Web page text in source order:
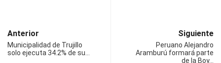
Anterior
Municipalidad de Trujillo
solo ejecuta 34.2% de su…
Siguiente
Peruano Alejandro
Aramburú formará parte
de la Boy…